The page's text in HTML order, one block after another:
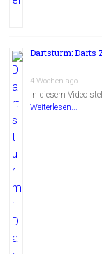
Dartsturm: Darts
4 Wochen ago
In diesem Video
Weiterlesen...